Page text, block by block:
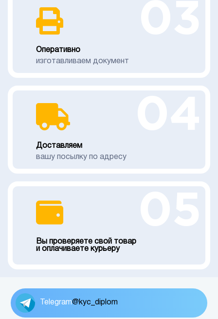
Оперативно
изготавливаем документ
Доставляем
вашу посылку по адресу
Вы проверяете свой товар
и оплачиваете курьеру
Telegram@kyc_diplom